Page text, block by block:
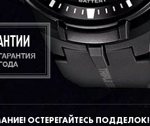
ОСТЕРЕГАЙТЕСЬ ПОДДЕЛОК!